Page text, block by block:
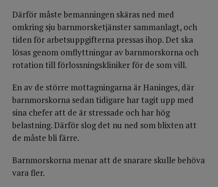
Därför måste bemanningen skäras ned med
omkring sju barnmorsketjänster sammanlagt, och
tiden för arbetsuppgifterna pressas ihop. Det ska
lösas genom omflyttningar av barnmorskorna och
rotation till förlossningskliniker för de som vill.
En av de större mottagningarna är Haninges, där
barnmorskorna sedan tidigare har tagit upp med
sina chefer att de är stressade och har hög
belastning. Därför slog det nu ned som blixten att
de måste bli färre.
Barnmorskorna menar att de snarare skulle behöva
vara fler.